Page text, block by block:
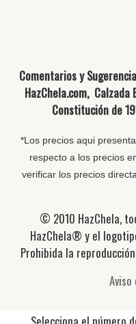
Comentarios y
HazChela.com,
Constitución de
*Los precios aqui
respecto a los precios
verificar los precios
© 2010 HazChela,
HazChela® y el
Prohibida la